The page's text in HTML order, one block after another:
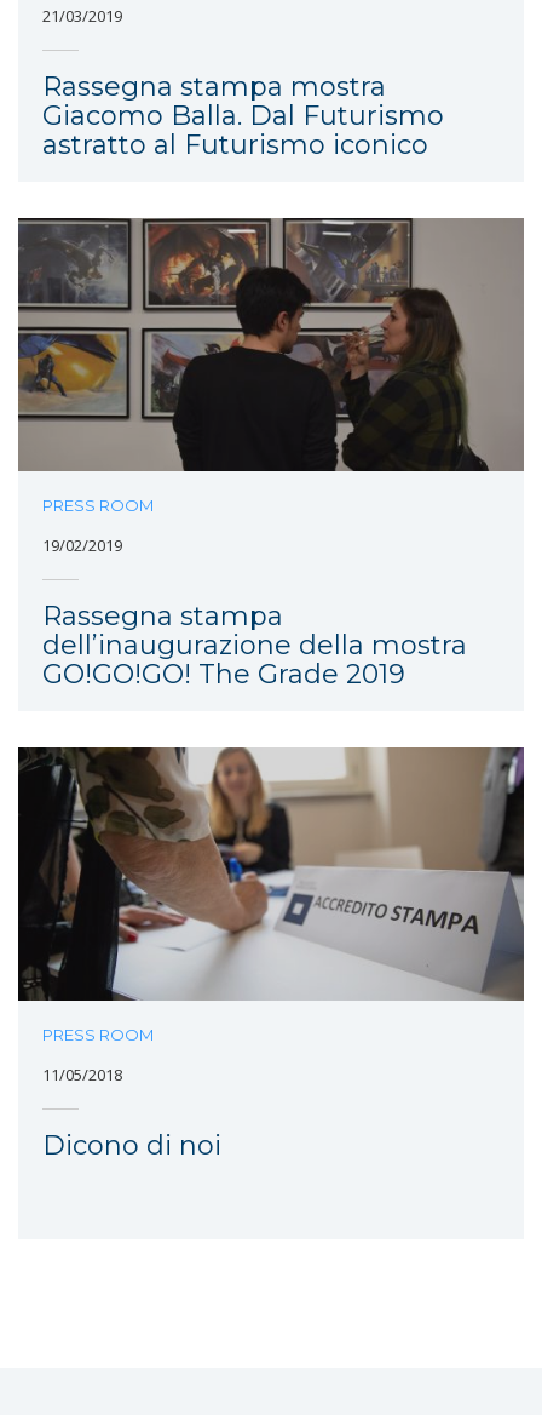
21/03/2019
Rassegna stampa mostra
Giacomo Balla. Dal Futurismo
astratto al Futurismo iconico
PRESS ROOM
19/02/2019
Rassegna stampa
dell’inaugurazione della mostra
GO!GO!GO! The Grade 2019
PRESS ROOM
11/05/2018
Dicono di noi